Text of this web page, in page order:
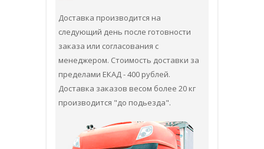
Доставка производится на
следующий день после готовности
заказа или согласования с
менеджером. Стоимость доставки за
пределами ЕКАД - 400 рублей.
Доставка заказов весом более 20 кг
производится "до подьезда".